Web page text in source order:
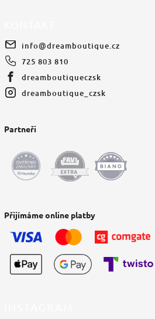
info@dreamboutique.cz
725 803 810
dreamboutiqueczsk
dreamboutique_czsk
Partneři
Přijímáme online platby